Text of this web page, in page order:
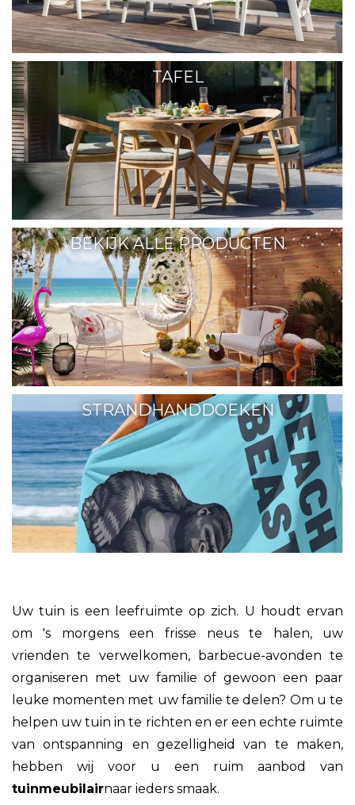
TAFEL
BEKIJK ALLE PRODUCTEN
STRANDHANDDOEKEN
Uw tuin is een leefruimte op zich. U houdt ervan
om 's morgens een frisse neus te halen, uw
vrienden te verwelkomen, barbecue-avonden te
organiseren met uw familie of gewoon een paar
leuke momenten met uw familie te delen? Om u te
helpen uw tuin in te richten en er een echte ruimte
van ontspanning en gezelligheid van te maken,
hebben wij voor u een ruim aanbod van
tuinmeubilairnaar ieders smaak.